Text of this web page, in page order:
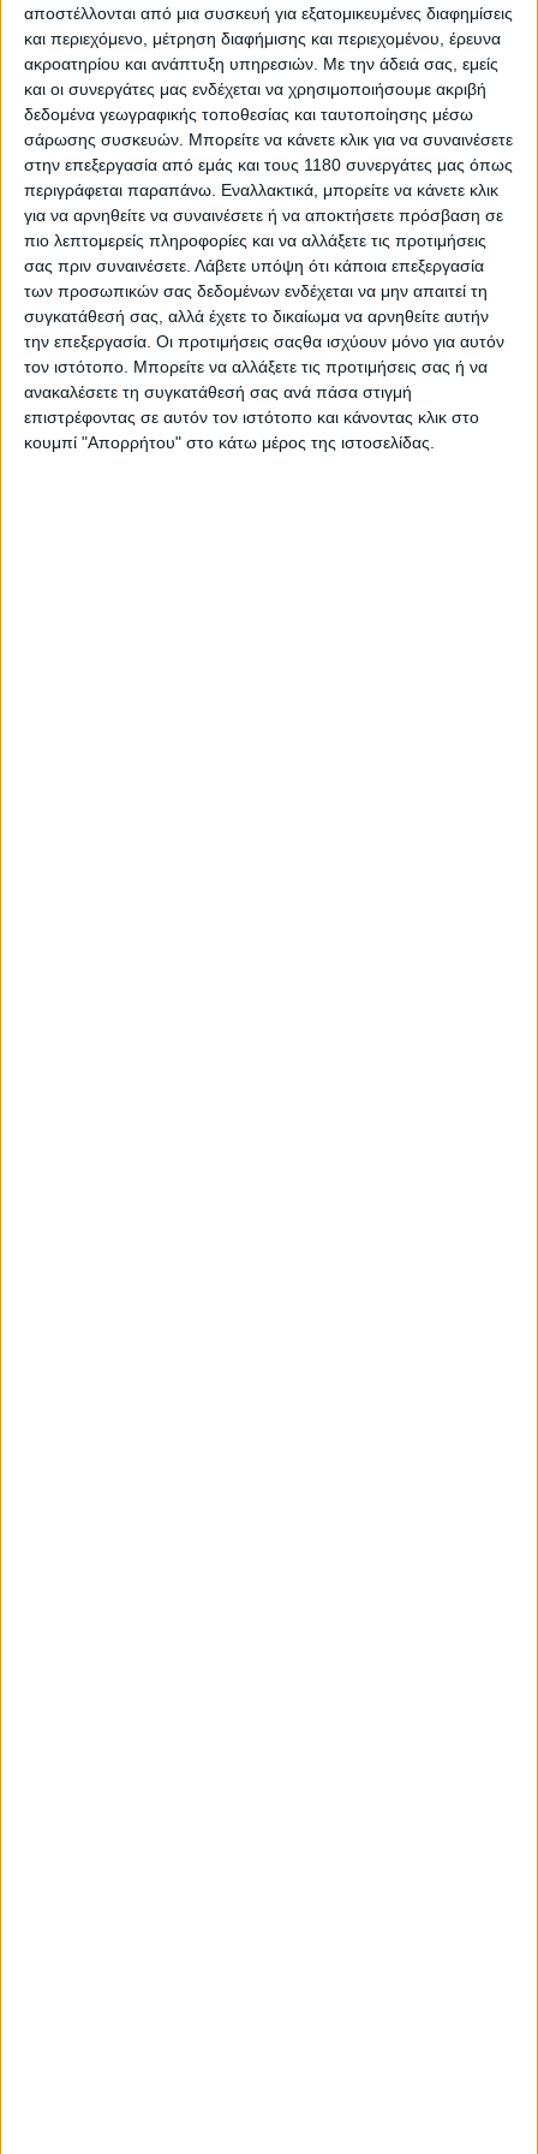
αποστέλλονται από μια συσκευή για εξατομικευμένες διαφημίσεις
και περιεχόμενο, μέτρηση διαφήμισης και περιεχομένου, έρευνα
ακροατηρίου και ανάπτυξη υπηρεσιών. Με την άδειά σας, εμείς
και οι συνεργάτες μας ενδέχεται να χρησιμοποιήσουμε ακριβή
δεδομένα γεωγραφικής τοποθεσίας και ταυτοποίησης μέσω
σάρωσης συσκευών. Μπορείτε να κάνετε κλικ για να συναινέσετε
στην επεξεργασία από εμάς και τους 1180 συνεργάτες μας όπως
περιγράφεται παραπάνω. Εναλλακτικά, μπορείτε να κάνετε κλικ
για να αρνηθείτε να συναινέσετε ή να αποκτήσετε πρόσβαση σε
πιο λεπτομερείς πληροφορίες και να αλλάξετε τις προτιμήσεις
σας πριν συναινέσετε. Λάβετε υπόψη ότι κάποια επεξεργασία
των προσωπικών σας δεδομένων ενδέχεται να μην απαιτεί τη
συγκατάθεσή σας, αλλά έχετε το δικαίωμα να αρνηθείτε αυτήν
την επεξεργασία. Οι προτιμήσεις σαςθα ισχύουν μόνο για αυτόν
τον ιστότοπο. Μπορείτε να αλλάξετε τις προτιμήσεις σας ή να
ανακαλέσετε τη συγκατάθεσή σας ανά πάσα στιγμή
επιστρέφοντας σε αυτόν τον ιστότοπο και κάνοντας κλικ στο
κουμπί "Απορρήτου" στο κάτω μέρος της ιστοσελίδας.
στοMisanoγια να καβαλήσει την RC213V σε δοκιμή
της Honda προκειμένου να διαπιστωθεί αν είναι σε
επαρκή φυσική κατάσταση για να τρέξει σε ένα πλήρες
αγωνιστικό τριήμερο. Ο Crutchlow οδήγησε στην
πίστα χτες, Τετάρτη 27/5, και σήμερα πρωί-πρωί η LCR
εξέδωσε την επίσημη ανακοίνωση.
Η Crutchlow ολοκλήρωσε την καριέρα του το 2019 ως
αναβάτης της LCR και από την επόμενη χρονιά
ανέλαβε τον ρόλο αναβάτη δοκιμών της Yamaha, θέση
που κράτησε ως και τον περασμένο Σεπτέμβριο, όταν
η ιαπωνική εταιρεία τον αποδέσμευσε κρατώντας
τους Andrea Dovizioso και Augusto Fernandez στον
εξελικτικό ρόλο των αγωνιστικών της μοτοσυκλετών.